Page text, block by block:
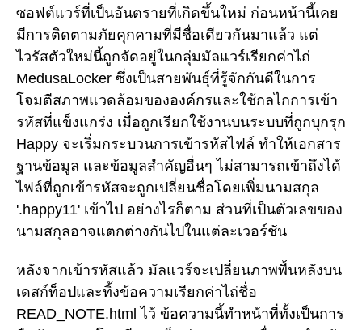
ซอฟต์แวร์ที่เป็นอันตรายที่เกิดขึ้นใหม่ ก่อนหน้านี้เคย
มีการติดตามภัยคุกคามที่มีชื่อเดียวกันมาแล้ว แต่
ไวรัสตัวใหม่นี้ถูกจัดอยู่ในกลุ่มมัลแวร์เรียกค่าไถ่
MedusaLocker ซึ่งเป็นสายพันธุ์ที่รู้จักกันดีในการ
โจมตีสภาพแวดล้อมขององค์กรและใช้กลไกการเข้า
รหัสที่แข็งแกร่ง เมื่อถูกเรียกใช้งานบนระบบที่ถูกบุกรุก
Happy จะเริ่มกระบวนการเข้ารหัสไฟล์ ทำให้เอกสาร
ฐานข้อมูล และข้อมูลสำคัญอื่นๆ ไม่สามารถเข้าถึงได้
ไฟล์ที่ถูกเข้ารหัสจะถูกเปลี่ยนชื่อโดยเพิ่มนามสกุล
'.happy11' เข้าไป อย่างไรก็ตาม ส่วนที่เป็นตัวเลขของ
นามสกุลอาจแตกต่างกันไปในแต่ละเวอร์ชัน
หลังจากเข้ารหัสแล้ว มัลแวร์จะเปลี่ยนภาพพื้นหลังบน
เดสก์ท็อปและทิ้งข้อความเรียกค่าไถ่ชื่อ
READ_NOTE.html ไว้ ข้อความนี้ทำหน้าที่ทั้งเป็นการ